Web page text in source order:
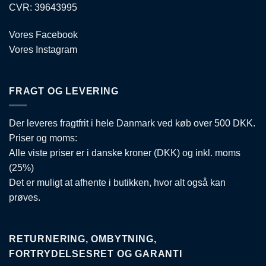
CVR: 39643995
Vores Facebook
Vores Instagram
FRAGT OG LEVERING
Der leveres fragtfrit i hele Danmark ved køb over 500 DKK.
Priser og moms:
Alle viste priser er i danske kroner (DKK) og inkl. moms
(25%)
Det er muligt at afhente i butikken, hvor alt også kan
prøves.
RETURNERING, OMBYTNING,
FORTRYDELSESRET OG GARANTI